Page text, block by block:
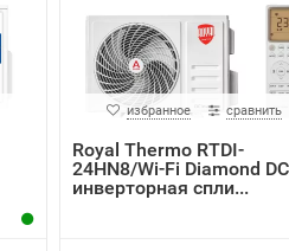
избранное сравнить
Royal Thermo RTDI-
24HN8/Wi-Fi Diamond DC
инверторная спли...